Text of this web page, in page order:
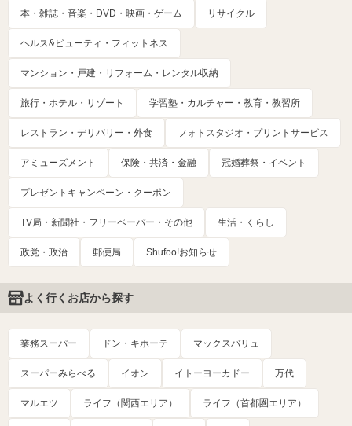
本・雑誌・音楽・DVD・映画・ゲーム リサイクル
ヘルス&ビューティ・フィットネス
マンション・戸建・リフォーム・レンタル収納
旅行・ホテル・リゾート 学習塾・カルチャー・教育・教習所
レストラン・デリバリー・外食 フォトスタジオ・プリントサービス
アミューズメント 保険・共済・金融 冠婚葬祭・イベント
プレゼントキャンペーン・クーポン
TV局・新聞社・フリーペーパー・その他 生活・くらし
政党・政治 郵便局 Shufoo!お知らせ
よく行くお店から探す
業務スーパー ドン・キホーテ マックスバリュ
スーパーみらべる イオン イトーヨーカドー 万代
マルエツ ライフ（関西エリア） ライフ（首都圏エリア）